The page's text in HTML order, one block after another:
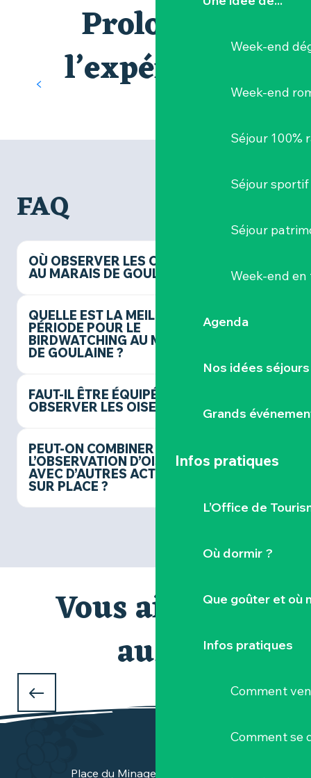
Week-end
Week-end
Séjour 100%
Séjour sportif
Séjour
Week-end
Agenda
Nos idées séjours
Grands
Infos pratiques
L’Office de
Où dormir ?
Que goûter et où
Infos pratiques
Comment
Comment se
Prolongez
l’expérience
premier château de la Loire en aval
Goulainese dresse comme une
escale culturelle incontournable.
Derrière ses façades Renaissance, ce
Loire que celle des marais voisins.
naturels.
FAQ
OÙ OBSERVER LES OISEAUX
AU MARAIS DE GOULAINE ?
QUELLE EST LA MEILLEURE
PÉRIODE POUR LE
BIRDWATCHING AU MARAIS
DE GOULAINE ?
FAUT-IL ÊTRE ÉQUIPÉ POUR
OBSERVER LES OISEAUX ?
PEUT-ON COMBINER
L’OBSERVATION D’OISEAUX
AVEC D’AUTRES ACTIVITÉS
SUR PLACE ?
Vous aimerez
aussi
Nos incontournables
Place du Minage - 44190 Clisson